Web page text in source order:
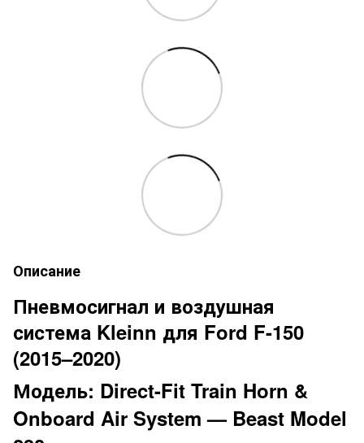
Описание
Пневмосигнал и воздушная
система Kleinn для Ford F-150
(2015–2020)
Модель: Direct-Fit Train Horn &
Onboard Air System — Beast Model